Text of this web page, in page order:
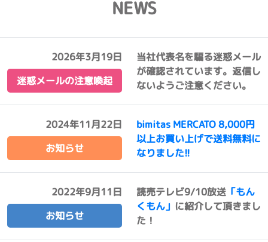
NEWS
2026年3月19日
迷惑メールの注意喚起
当社代表名を騙る迷惑メール
が確認されています。返信し
ないようご注意ください。
2024年11月22日
お知らせ
bimitas MERCATO 8,000円
以上お買い上げで送料無料に
なりました!!
2022年9月11日
お知らせ
読売テレビ9/10放送 「もん
くもん」 に紹介して頂きまし
た！